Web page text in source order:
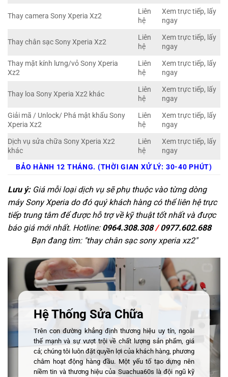
Thay camera Sony Xperia Xz2
Liên
hệ
Xem trực tiếp, lấy
ngay
Thay chân sạc Sony Xperia Xz2
Liên
hệ
Xem trực tiếp, lấy
ngay
Thay mặt kính lưng/vỏ Sony Xperia
Xz2
Liên
hệ
Xem trực tiếp, lấy
ngay
Thay loa Sony Xperia Xz2 khác
Liên
hệ
Xem trực tiếp, lấy
ngay
Giải mã / Unlock/ Phá mật khẩu Sony
Xperia Xz2
Liên
hệ
Xem trực tiếp, lấy
ngay
Dịch vụ sửa chữa Sony Xperia Xz2
khác
Liên
hệ
Xem trực tiếp, lấy
ngay
BẢO HÀNH 12 THÁNG. (THỜI GIAN XỬ LÝ: 30-40 PHÚT)
Lưu ý:Giá mỗi loại dịch vụ sẽ phụ thuộc vào từng dòng
máy Sony Xperia do đó quý khách hàng có thể liên hệ trực
tiếp trung tâm để được hỗ trợ về kỹ thuật tốt nhất và được
báo giá mới nhất. Hotline: 0964.308.308/0977.602.688
Bạn đang tìm: "thay chân sạc sony xperia xz2"
Hệ Thống Sửa Chữa
Trên con đường khẳng định thương hiệu uy tín, ngoài
thế mạnh và sự vượt trội về chất lượng sản phẩm, giá
cả; chúng tôi luôn đặt quyền lợi của khách hàng, phương
châm hoạt động hàng đầu. Một yếu tố tạo dựng nên
niềm tin và thương hiệu của Suachua60s là đội ngũ kỹ